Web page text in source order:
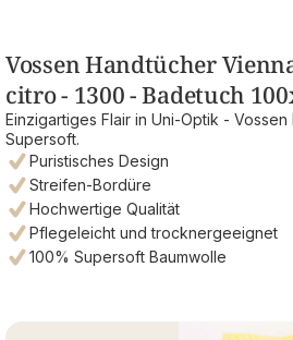
Vossen Handtücher
citro - 1300 - Badetuch
Einzigartiges Flair in Uni-Optik -
Supersoft.
Puristisches Design
Streifen-Bordüre
Hochwertige Qualität
Pflegeleicht und trocknergeeignet
100% Supersoft Baumwolle